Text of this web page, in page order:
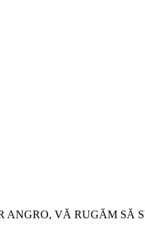
VĂ RUGĂM SĂ